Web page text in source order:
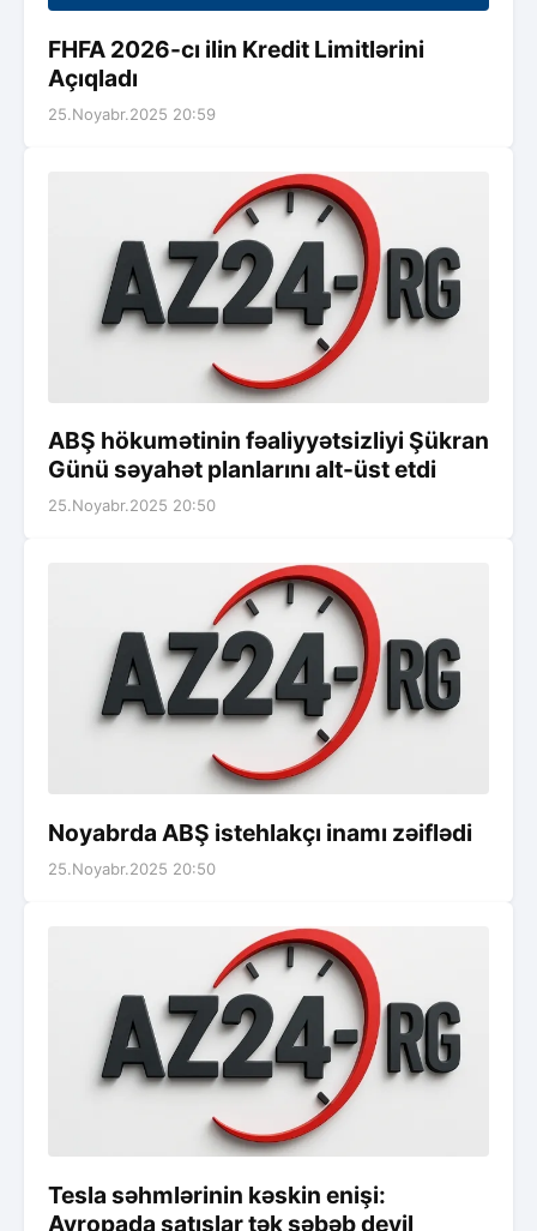
FHFA 2026-cı ilin Kredit Limitlərini
Açıqladı
25.Noyabr.2025 20:59
ABŞ hökumətinin fəaliyyətsizliyi Şükran
Günü səyahət planlarını alt-üst etdi
25.Noyabr.2025 20:50
Noyabrda ABŞ istehlakçı inamı zəiflədi
25.Noyabr.2025 20:50
Tesla səhmlərinin kəskin enişi:
Avropada satışlar tək səbəb deyil